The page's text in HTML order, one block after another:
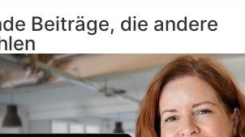
Beiträge, die andere